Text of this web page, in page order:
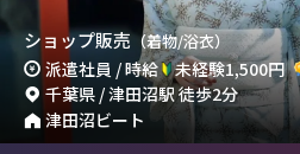
ショップ販売（着物/浴衣）
派遣社員 / 時給 未経験1,500円
千葉県 / 津田沼駅 徒歩2分
津田沼ビート